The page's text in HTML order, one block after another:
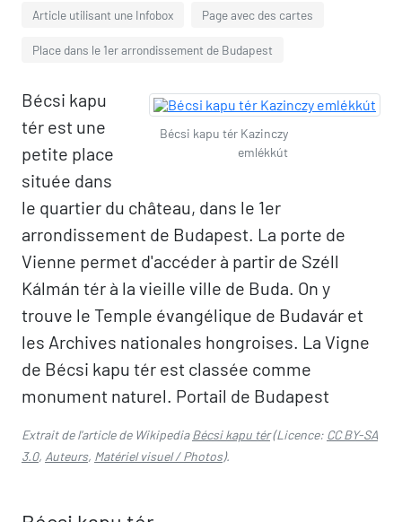
Article utilisant une Infobox Page avec des cartes
Place dans le 1er arrondissement de Budapest
Bécsi kapu tér Kazinczy
emlékkút
Bécsi kapu
tér est une
petite place
située dans
le quartier du château, dans le 1er
arrondissement de Budapest. La porte de
Vienne permet d'accéder à partir de Széll
Kálmán tér à la vieille ville de Buda. On y
trouve le Temple évangélique de Budavár et
les Archives nationales hongroises. La Vigne
de Bécsi kapu tér est classée comme
monument naturel. Portail de Budapest
Extrait de l'article de WikipediaBécsi kapu tér(Licence: CC BY-SA
3.0, Auteurs, Matériel visuel / Photos).